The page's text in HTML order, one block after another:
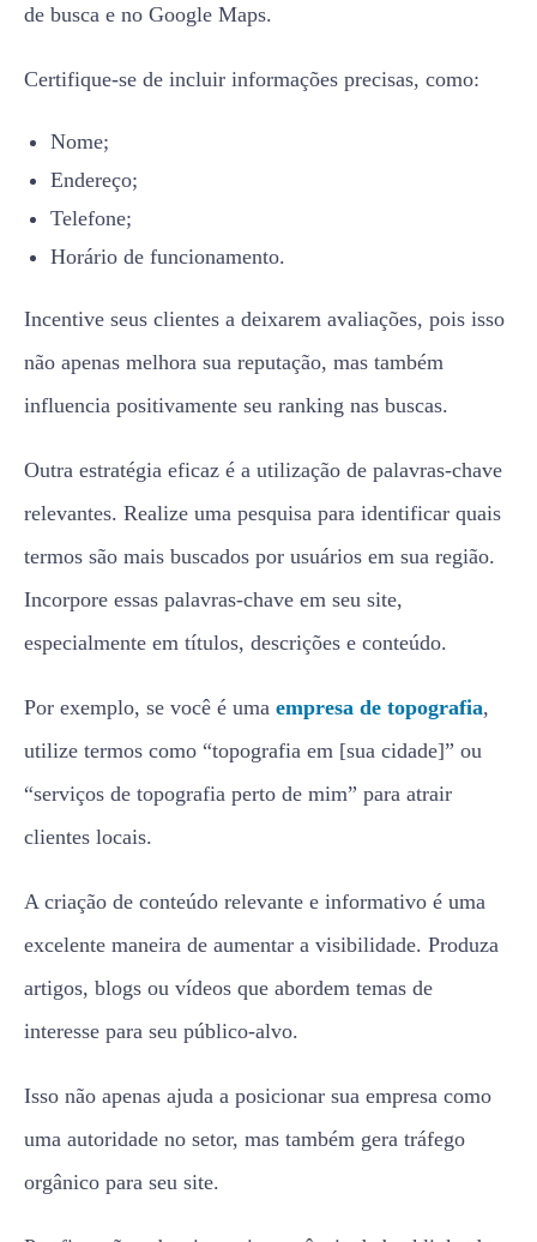
de busca e no Google Maps.
Certifique-se de incluir informações precisas, como:
Nome;
Endereço;
Telefone;
Horário de funcionamento.
Incentive seus clientes a deixarem avaliações, pois isso
não apenas melhora sua reputação, mas também
influencia positivamente seu ranking nas buscas.
Outra estratégia eficaz é a utilização de palavras-chave
relevantes. Realize uma pesquisa para identificar quais
termos são mais buscados por usuários em sua região.
Incorpore essas palavras-chave em seu site,
especialmente em títulos, descrições e conteúdo.
Por exemplo, se você é uma empresa de topografia,
utilize termos como “topografia em [sua cidade]” ou
“serviços de topografia perto de mim” para atrair
clientes locais.
A criação de conteúdo relevante e informativo é uma
excelente maneira de aumentar a visibilidade. Produza
artigos, blogs ou vídeos que abordem temas de
interesse para seu público-alvo.
Isso não apenas ajuda a posicionar sua empresa como
uma autoridade no setor, mas também gera tráfego
orgânico para seu site.